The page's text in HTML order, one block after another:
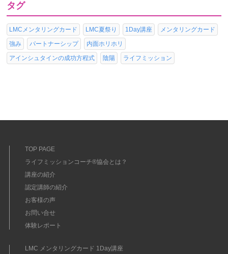
タグ
LMCメンタリングカード LMC夏祭り 1Day講座
メンタリングカード
強み
パートナーシップ
内面ホリホリ
アインシュタインの成功方程式
陰陽 ライフミッション
TOP PAGE
ライフミッションコーチ®協会とは？
講座の紹介
認定講師の紹介
お客様の声
お問い合せ
体験レポート
LMC メンタリングカード 1Day講座